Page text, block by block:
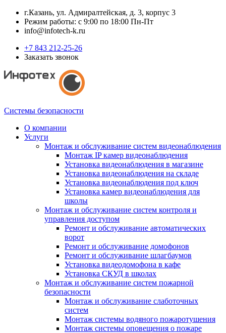
г.Казань, ул. Адмиралтейская, д. 3, корпус 3
Режим работы: с 9:00 по 18:00 Пн-Пт
info@infotech-k.ru
+7 843 212-25-26
Заказать звонок
Системы безопасности
О компании
Услуги
Монтаж и обслуживание систем видеонаблюдения
Монтаж IP камер видеонаблюдения
Установка видеонаблюдения в магазине
Установка видеонаблюдения на складе
Установка видеонаблюдения под ключ
Установка камер видеонаблюдения для
школы
Монтаж и обслуживание систем контроля и
управления доступом
Ремонт и обслуживание автоматических
ворот
Ремонт и обслуживание домофонов
Ремонт и обслуживание шлагбаумов
Установка видеодомофона в кафе
Установка СКУД в школах
Монтаж и обслуживание систем пожарной
безопасности
Монтаж и обслуживание слаботочных
систем
Монтаж системы водяного пожаротушения
Монтаж системы оповещения о пожаре